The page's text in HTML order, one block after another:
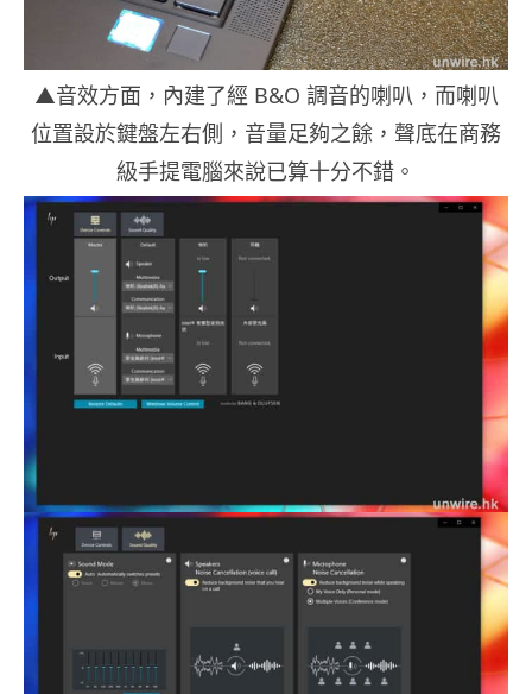
▲音效方面，內建了經 B&O 調音的喇叭，而喇叭
位置設於鍵盤左右側，音量足夠之餘，聲底在商務
級手提電腦來說已算十分不錯。